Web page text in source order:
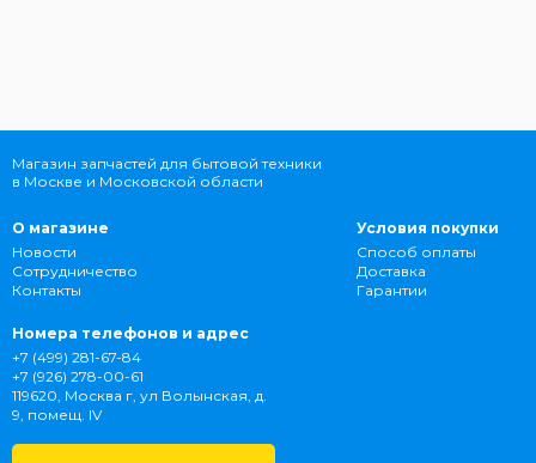
Магазин запчастей для бытовой техники
в Москве и Московской области
О магазине
Новости
Сотрудничество
Контакты
Условия покупки
Способ оплаты
Доставка
Гарантии
Номера телефонов и адрес
+7 (499) 281-67-84
+7 (926) 278-00-61
119620, Москва г, ул Волынская, д.
9, помещ. IV